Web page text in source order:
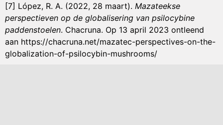
[7] López, R. A. (2022, 28 maart). Mazateekse
perspectieven op de globalisering van psilocybine
paddenstoelen. Chacruna. Op 13 april 2023 ontleend
aan https://chacruna.net/mazatec-perspectives-on-the-
globalization-of-psilocybin-mushrooms/